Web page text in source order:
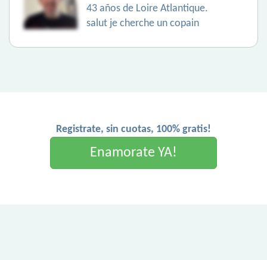
43 años de Loire Atlantique.
salut je cherche un copain
Registrate, sin cuotas, 100% gratis!
Enamorate YA!